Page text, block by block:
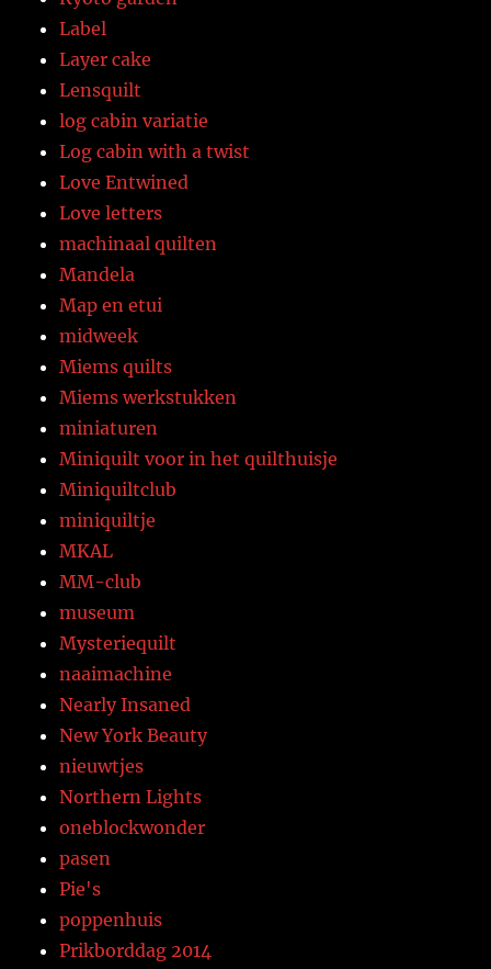
Label
Layer cake
Lensquilt
log cabin variatie
Log cabin with a twist
Love Entwined
Love letters
machinaal quilten
Mandela
Map en etui
midweek
Miems quilts
Miems werkstukken
miniaturen
Miniquilt voor in het quilthuisje
Miniquiltclub
miniquiltje
MKAL
MM-club
museum
Mysteriequilt
naaimachine
Nearly Insaned
New York Beauty
nieuwtjes
Northern Lights
oneblockwonder
pasen
Pie's
poppenhuis
Prikborddag 2014